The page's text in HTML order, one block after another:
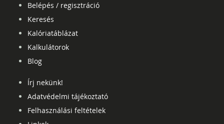
Belépés / regisztráció
Keresés
Kalóriatáblázat
Kalkulátorok
Blog
Írj nekünk!
Adatvédelmi tájékoztató
Felhasználási feltételek